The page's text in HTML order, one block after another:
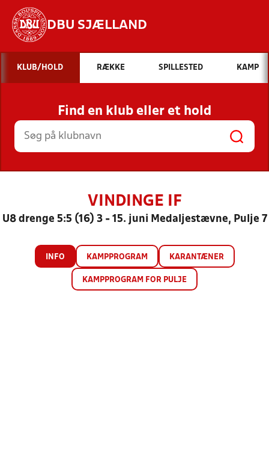
DBU SJÆLLAND
Hvad vil du søge efter?
INDHOLD OG NYHEDER
STILLINGER, RESULTATER, KLUBBER OG
HOLD
KLUB/HOLD RÆKKE SPILLESTED KAMP
Find en klub eller et hold
VINDINGE IF
U8 drenge 5:5 (16) 3 - 15. juni Medaljestævne, Pulje 7
INFO KAMPPROGRAM KARANTÆNER
KAMPPROGRAM FOR PULJE